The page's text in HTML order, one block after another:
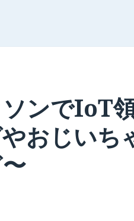
ンでIoT
おじいち